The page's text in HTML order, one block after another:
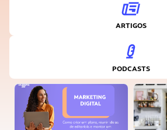
ARTIGOS
PODCASTS